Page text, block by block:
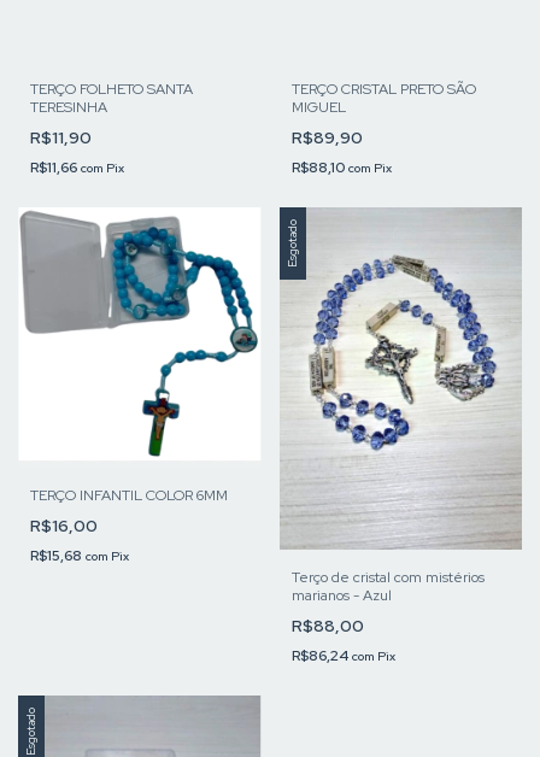
TERÇO FOLHETO SANTA
TERESINHA
R$11,90
R$11,66 com Pix
TERÇO CRISTAL PRETO SÃO
MIGUEL
R$89,90
R$88,10 com Pix
TERÇO INFANTIL COLOR 6MM
R$16,00
R$15,68 com Pix
Esgotado
Terço de cristal com mistérios
marianos - Azul
R$88,00
R$86,24 com Pix
Esgotado